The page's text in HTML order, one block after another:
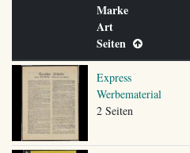
Marke
Art
Seiten
Express
Werbematerial
2 Seiten